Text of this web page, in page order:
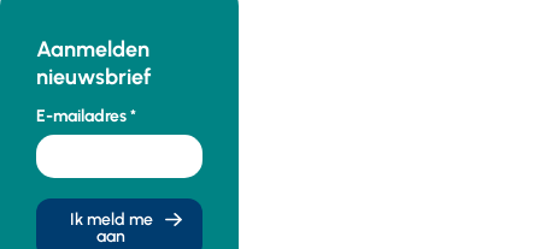
Aanmelden
nieuwsbrief
E-mailadres
Ik meld me
aan